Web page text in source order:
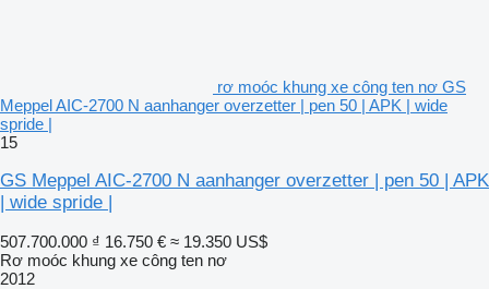
rơ moóc khung xe công ten nơ GS
Meppel AIC-2700 N aanhanger overzetter | pen 50 | APK | wide
spride |
15
GS Meppel AIC-2700 N aanhanger overzetter | pen 50 | APK
| wide spride |
507.700.000 ₫ 16.750 € ≈ 19.350 US$
Rơ moóc khung xe công ten nơ
2012